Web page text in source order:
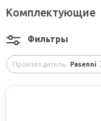
Комплектующие
Производитель: Pasenni
Фильтры